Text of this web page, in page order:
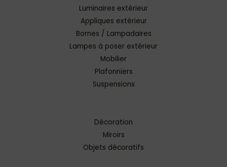
Luminaires extérieur
Appliques extérieur
Bornes / Lampadaires
Lampes à poser extérieur
Mobilier
Plafonniers
Suspensions
Décoration
Miroirs
Objets décoratifs